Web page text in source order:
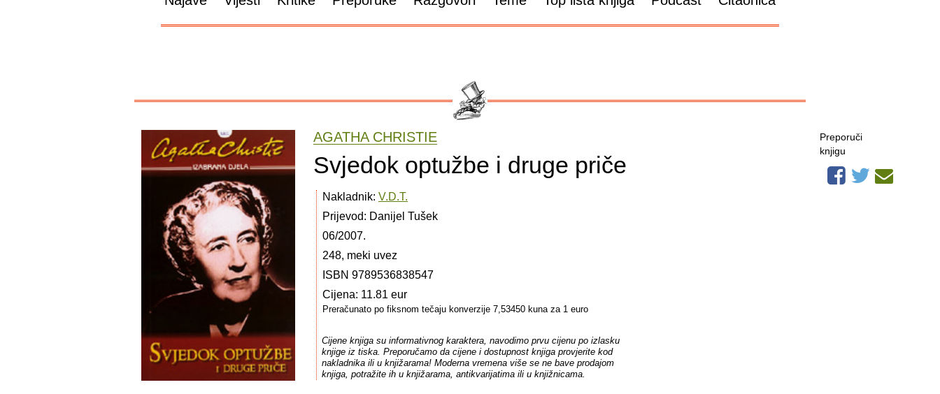
AGATHA CHRISTIE
Svjedok optužbe i druge priče
Nakladnik: V.D.T.
Prijevod: Danijel Tušek
06/2007.
248, meki uvez
ISBN 9789536838547
Cijena: 11.81 eur
Preračunato po fiksnom tečaju konverzije 7,53450 kuna za 1 euro
Cijene knjiga su informativnog karaktera, navodimo prvu cijenu po izlasku
knjige iz tiska. Preporučamo da cijene i dostupnost knjiga provjerite kod
nakladnika ili u knjižarama! Moderna vremena više se ne bave prodajom
knjiga, potražite ih u knjižarama, antikvarijatima ili u knjižnicama.
Preporuči
knjigu